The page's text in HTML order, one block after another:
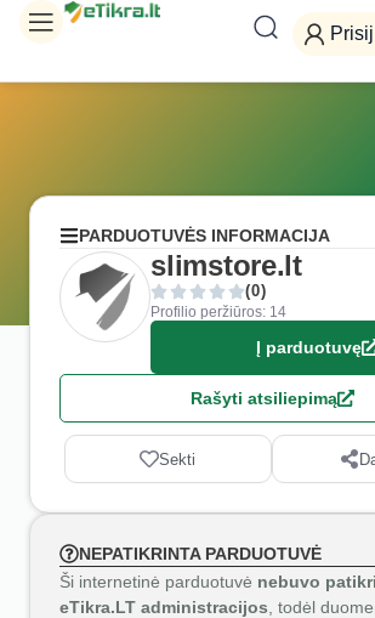
PARDUOTUVĖS INFORMACIJA
slimstore.lt
(0)
Profilio peržiūros: 14
Į parduotuvę
Rašyti atsiliepimą
Sekti
NEPATIKRINTA PARDUOTUVĖ
Ši internetinė parduotuvė nebuvo
eTikra.LT administracijos , todėl